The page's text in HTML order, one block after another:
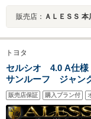
販売店： ＡＬＥＳＳ 本
トヨタ
セルシオ 4.0 A仕
サンルーフ ジャン
新品フルタップ式
新品タイヤ ワンオ
ラー全塗装
販売店保証 購入プラン付